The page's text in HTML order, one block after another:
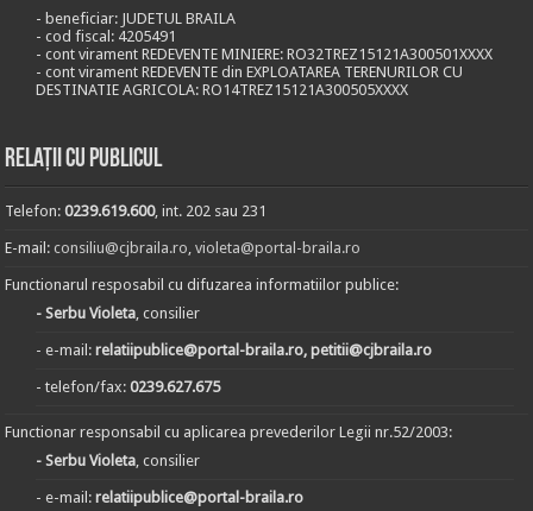
- beneficiar: JUDETUL BRAILA
- cod fiscal: 4205491
- cont virament REDEVENTE MINIERE: RO32TREZ15121A300501XXXX
- cont virament REDEVENTE din EXPLOATAREA TERENURILOR CU
DESTINATIE AGRICOLA: RO14TREZ15121A300505XXXX
Relații cu publicul
Telefon:0239.619.600, int. 202 sau 231
E-mail:consiliu@cjbraila.ro ,violeta@portal-braila.ro
Functionarul resposabil cu difuzarea informatiilor publice:
- Serbu Violeta , consilier
- e-mail:relatiipublice@portal-braila.ro, petitii@cjbraila.ro
- telefon/fax:0239.627.675
Functionar responsabil cu aplicarea prevederilor Legii nr.52/2003:
- Serbu Violeta , consilier
- e-mail:relatiipublice@portal-braila.ro